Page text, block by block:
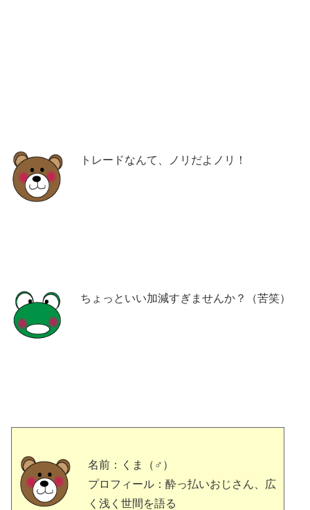
トレードなんて、ノリだよノリ！
ちょっといい加減すぎませんか？（苦笑）
名前：くま（♂）
プロフィール：酔っ払いおじさん、広
く浅く世間を語る